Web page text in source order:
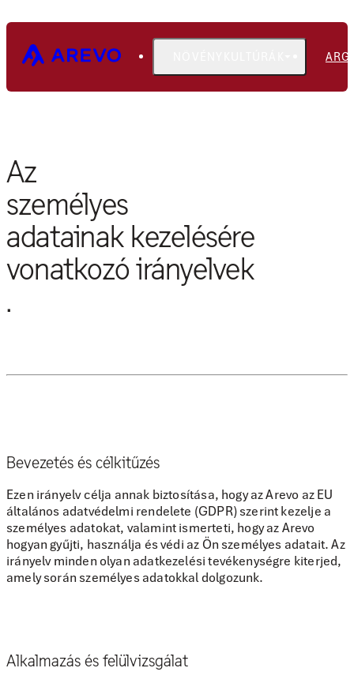
ADATVÉDELMI NYILATKOZAT
Az
személyes
adatainak kezelésére
vonatkozó irányelvek
.
Bevezetés és célkitűzés
Ezen irányelv célja annak biztosítása, hogy az Arevo az EU
általános adatvédelmi rendelete (GDPR) szerint kezelje a
személyes adatokat, valamint ismerteti, hogy az Arevo
hogyan gyűjti, használja és védi az Ön személyes adatait. Az
irányelv minden olyan adatkezelési tevékenységre kiterjed,
amely során személyes adatokkal dolgozunk.
Alkalmazás és felülvizsgálat